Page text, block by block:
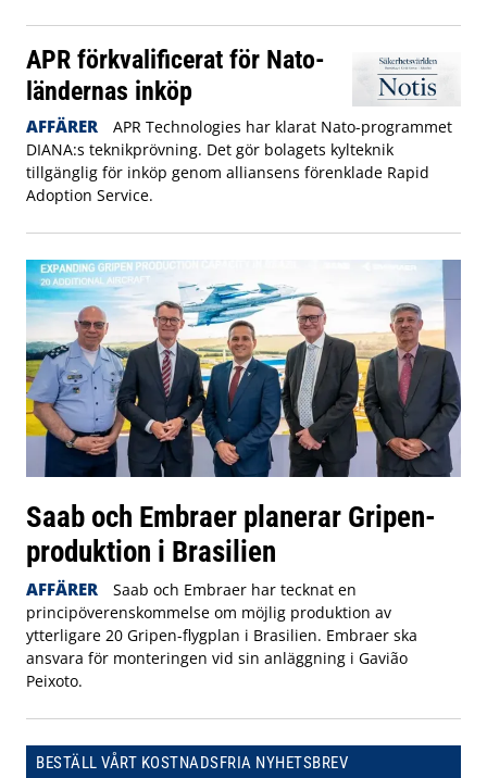
APR förkvalificerat för Nato-
ländernas inköp
AFFÄRER
APR Technologies har klarat Nato-programmet
DIANA:s teknikprövning. Det gör bolagets kylteknik
tillgänglig för inköp genom alliansens förenklade Rapid
Adoption Service.
Saab och Embraer planerar Gripen-
produktion i Brasilien
AFFÄRER
Saab och Embraer har tecknat en
principöverenskommelse om möjlig produktion av
ytterligare 20 Gripen-flygplan i Brasilien. Embraer ska
ansvara för monteringen vid sin anläggning i Gavião
Peixoto.
BESTÄLL VÅRT KOSTNADSFRIA NYHETSBREV